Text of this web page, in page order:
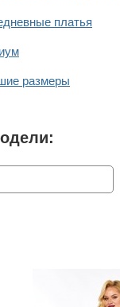
платья
размеры